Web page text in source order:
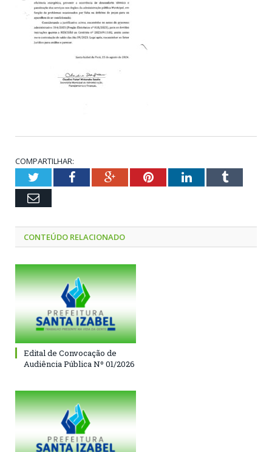
COMPARTILHAR:
TwitterFacebookGoogle+PinterestLinkedInTumblr
Email
CONTEÚDO RELACIONADO
Edital de Convocação de
Audiência Pública Nº 01/2026